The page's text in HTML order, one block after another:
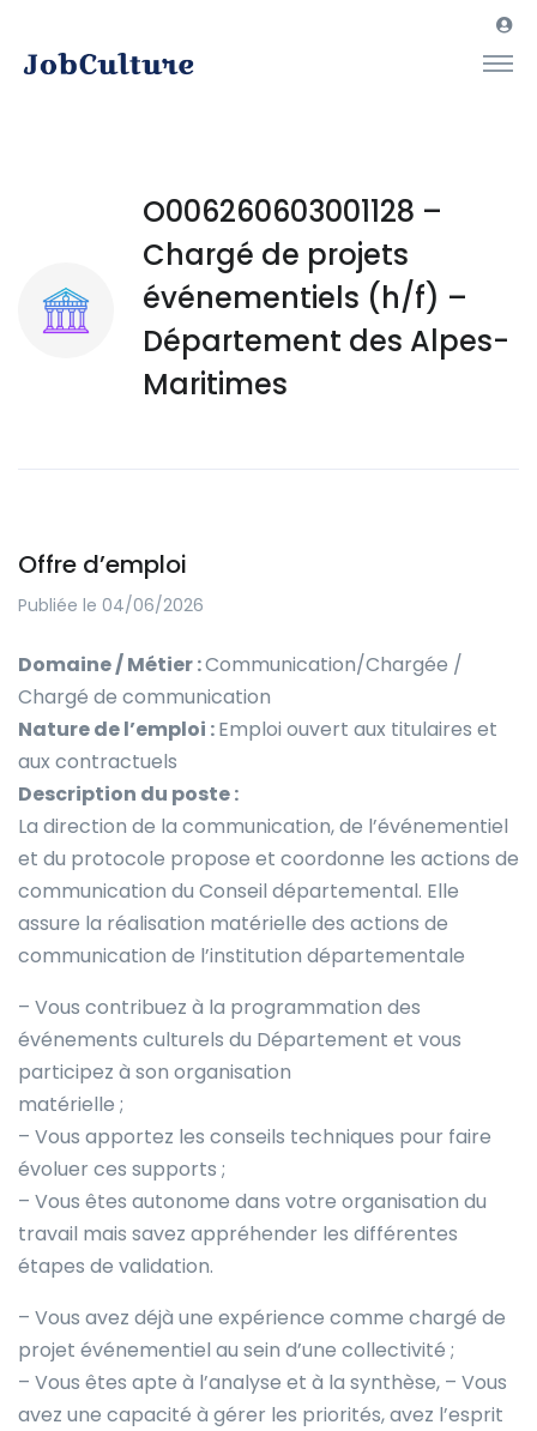
O006260603001128 –
Chargé de projets
événementiels (h/f) –
Département des Alpes-
Maritimes
Offre d’emploi
Publiée le 04/06/2026
Domaine / Métier :Communication/Chargée /
Chargé de communication
Nature de l’emploi :Emploi ouvert aux titulaires et
aux contractuels
Description du poste :
La direction de la communication, de l’événementiel
et du protocole propose et coordonne les actions de
communication du Conseil départemental. Elle
assure la réalisation matérielle des actions de
communication de l’institution départementale
– Vous contribuez à la programmation des
événements culturels du Département et vous
participez à son organisation
matérielle ;
– Vous apportez les conseils techniques pour faire
évoluer ces supports ;
– Vous êtes autonome dans votre organisation du
travail mais savez appréhender les différentes
étapes de validation.
– Vous avez déjà une expérience comme chargé de
projet événementiel au sein d’une collectivité ;
– Vous êtes apte à l’analyse et à la synthèse, – Vous
avez une capacité à gérer les priorités, avez l’esprit